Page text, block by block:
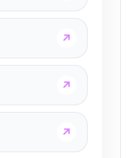
↗
↗
↗